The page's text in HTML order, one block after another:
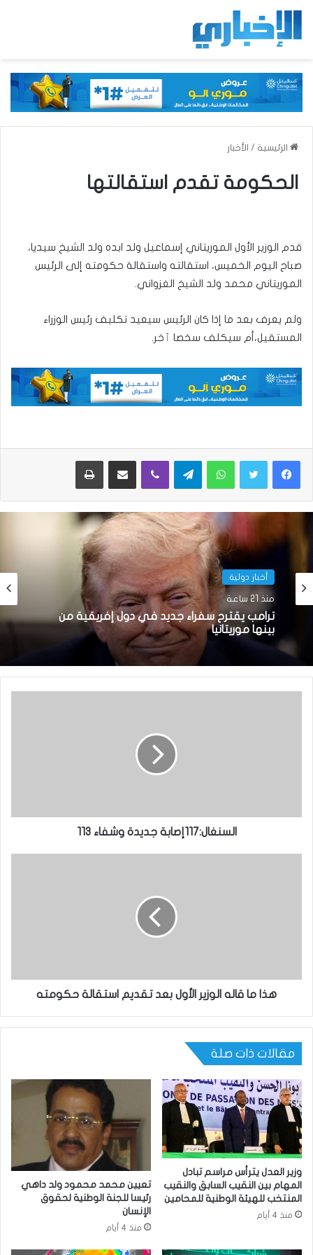
الرئيسية / الأخبار
الحكومة تقدم استقالتها
قدم الوزير الأول الموريتاني إسماعيل ولد ابده ولد الشيخ سيديا،
صباح اليوم الخميس، استقالته واستقالة حكومته إلى الرئيس
الموريتاني محمد ولد الشيخ الغزواني.
ولم يعرف بعد ما إذا كان الرئيس سيعيد تكليف رئيس الوزراء
المستقيل،أم سيكلف سخصا ٱخر.
واتساب تيلقرام ڤايبر مشاركة عبر البريد طباعة
أخبار دولية
منذ 21 ساعة
ترامب يقترح سفراء جديد في دول إفريقية من
بينها موريتانيا
السنغال:117إصابة جديدة وشفاء 113
هذا ما قاله الوزير الأول بعد تقديم استقالة حكومته
مقالات ذات صلة
وزير العدل يترأس مراسم تبادل
المهام بين النقيب السابق والنقيب
المنتخب للهيئة الوطنية للمحامين
منذ 4 أيام
تعيين محمد محمود ولد داهي
رئيسا للجنة الوطنية لحقوق
الإنسان
منذ 4 أيام